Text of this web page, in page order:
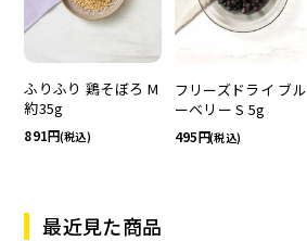
ふりふり 鶏そぼろ M
約35g
891 (税込)
フリーズドライ ブル
ーベリー S 5g
495 (税込)
最近見た商品